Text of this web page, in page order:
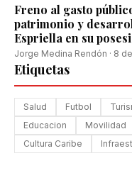
Freno al gasto
patrimonio y
Espriella en su
Jorge Medina Rendón · 8
Etiquetas
Salud Futbol
Educacion
Movilidad
Cultura Caribe